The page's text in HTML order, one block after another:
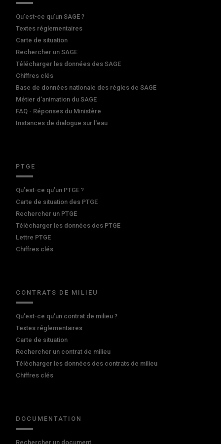
Qu'est-ce qu'un SAGE ?
Textes réglementaires
Carte de situation
Rechercher un SAGE
Télécharger les données des SAGE
Chiffres clés
Base de données nationale des règles de SAGE
Métier d'animation du SAGE
FAQ - Réponses du Ministère
Instances de dialogue sur l'eau
PTGE
Qu’est-ce qu’un PTGE ?
Carte de situation des PTGE
Rechercher un PTGE
Télécharger les données des PTGE
Lettre PTGE
Chiffres clés
CONTRATS DE MILIEU
Qu'est-ce qu'un contrat de milieu ?
Textes réglementaires
Carte de situation
Rechercher un contrat de milieu
Télécharger les données des contrats de milieu
Chiffres clés
DOCUMENTATION
Rechercher un document